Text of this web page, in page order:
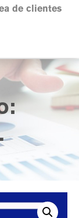
de clientes